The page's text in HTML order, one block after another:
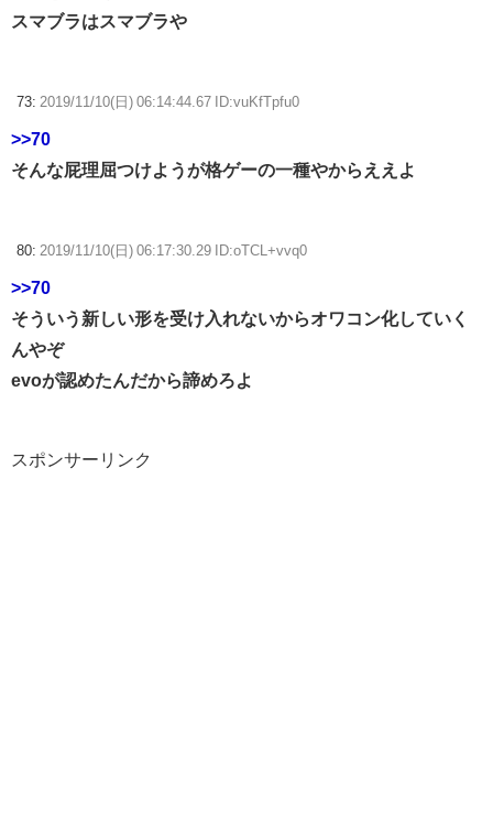
スマブラはスマブラや
73: 2019/11/10(日) 06:14:44.67 ID:vuKfTpfu0
>>70
そんな屁理屈つけようが格ゲーの一種やからええよ
80: 2019/11/10(日) 06:17:30.29 ID:oTCL+vvq0
>>70
そういう新しい形を受け入れないからオワコン化していく
んやぞ
evoが認めたんだから諦めろよ
スポンサーリンク